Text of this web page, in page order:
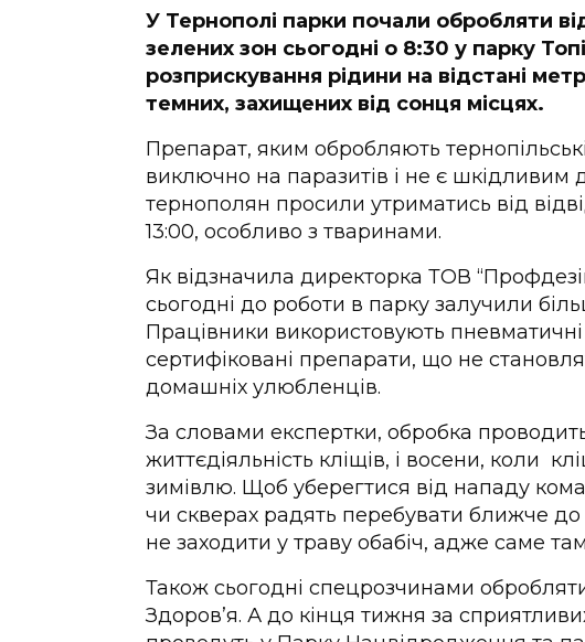
У Тернополі парки почали обробляти
зелених зон сьогодні о 8:30 у парку
розприскування рідини на відстані
темних, захищених від сонця місцях.
Препарат, яким обробляють
виключно на паразитів і не є
тернополян просили утриматись від
13:00, особливо з тваринами.
Як відзначила директорка ТОВ
сьогодні до роботи в парку залучили
Працівники використовують пневматичні
сертифіковані препарати, що не
домашніх улюбленців.
За словами експертки, обробка
життєдіяльність кліщів, і восени, коли
зимівлю. Щоб уберегтися від нападу
чи скверах радять перебувати ближче до
не заходити у траву обабіч, адже саме
Також сьогодні спецрозчинами
Здоров’я. А до кінця тижня за